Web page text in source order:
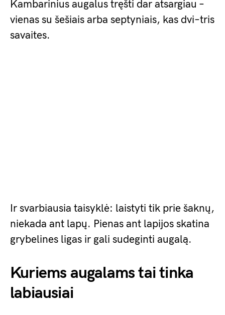
Kambarinius augalus tręšti dar atsargiau –
vienas su šešiais arba septyniais, kas dvi–tris
savaites.
Ir svarbiausia taisyklė: laistyti tik prie šaknų,
niekada ant lapų. Pienas ant lapijos skatina
grybelines ligas ir gali sudeginti augalą.
Kuriems augalams tai tinka
labiausiai